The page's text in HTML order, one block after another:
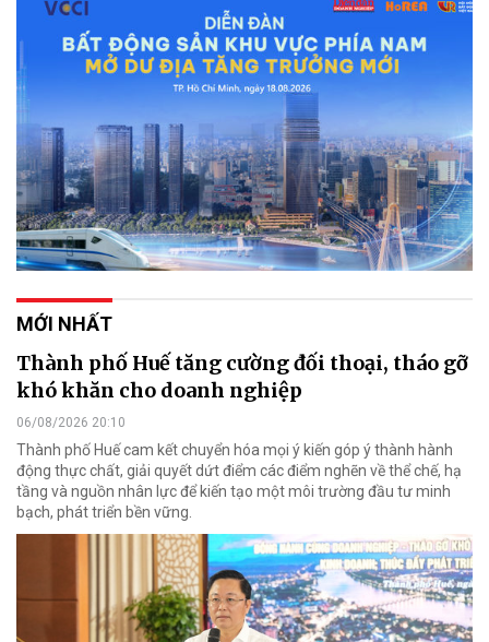
MỚI NHẤT
Thành phố Huế tăng cường đối thoại, tháo gỡ
khó khăn cho doanh nghiệp
06/08/2026 20:10
Thành phố Huế cam kết chuyển hóa mọi ý kiến góp ý thành hành
động thực chất, giải quyết dứt điểm các điểm nghẽn về thể chế, hạ
tầng và nguồn nhân lực để kiến tạo một môi trường đầu tư minh
bạch, phát triển bền vững.